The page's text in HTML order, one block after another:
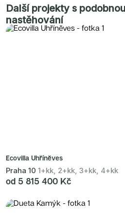
Další projekty s
nastěhování
Ecovilla Uhříněves
Praha 10 1+kk, 2+kk, 3+kk, 4+kk
od 5 815 400 Kč